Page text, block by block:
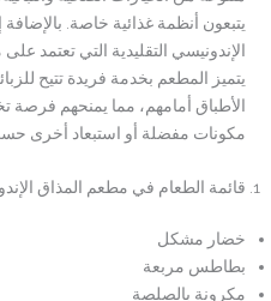
يتبعون أنظمة غذائية خاصة.
الإندونيسي التقليدية التي تعتمد
يتميز المطعم بخدمة فريدة تتيح
الأطباق أمامهم، مما يمنحهم
مكونات مفضلة أو استبعاد أخرى
قائمة الطعام في مطعم المذاق
خضار مشكل
بطاطس مربعة
مكرونة بالصلصة